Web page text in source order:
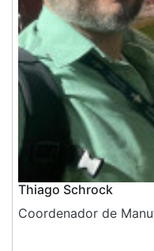
Thiago Schrock
Coordenador de